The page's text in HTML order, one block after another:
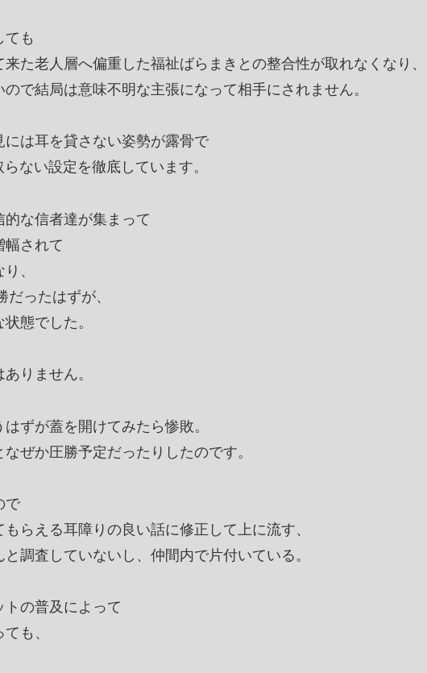
ても
た老人層へ偏重した福祉ばらまきとの整合性が取れなくなり、
で結局は意味不明な主張になって相手にされません。
は耳を貸さない姿勢が露骨で
ない設定を徹底しています。
な信者達が集まって
幅されて
、
ったはずが、
態でした。
りません。
ずが蓋を開けてみたら惨敗。
ぜか圧勝予定だったりしたのです。
で
らえる耳障りの良い話に修正して上に流す、
調査していないし、仲間内で片付いている。
トの普及によって
も、